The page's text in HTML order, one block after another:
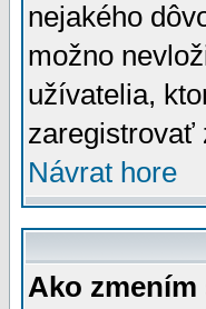
nejakého
možno
užívatelia,
zaregistrovať
Návrat hore
Ako zmením